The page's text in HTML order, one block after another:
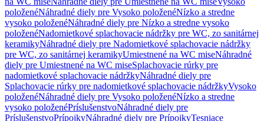
položenéNáhradné diely pre Vysoko položenéNízko a stredne
vysoko položenéNáhradné diely pre Nízko a stredne vysoko
položenéNadomietkové splachovacie nádržky pre WC, zo sanitárnej
keramikyNáhradné diely pre Nadomietkové splachovacie nádržky
pre WC, zo sanitárnej keramikyUmiestnené na WC miseNáhradné
diely pre Umiestnené na WC miseSplachovacie rúrky pre
nadomietkové splachovacie nádržkyNáhradné diely pre
Splachovacie rúrky pre nadomietkové splachovacie nádržkyVysoko
položenéNáhradné diely pre Vysoko položenéNízko a stredne
vysoko položenéPríslušenstvoNáhradné diely pre
PríslušenstvoPrípojkyNáhradné diely pre PrípojkyTesniace